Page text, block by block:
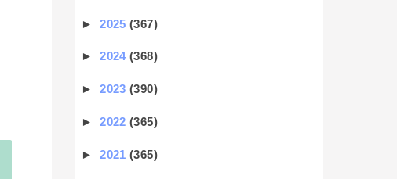
►2025(367)
►2024(368)
►2023(390)
►2022(365)
►2021(365)